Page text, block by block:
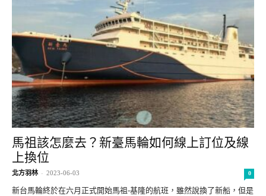
馬祖該怎麼去？新臺馬輪如何線上訂位及線
上換位
北方羽林 - 2023-06-03 0
新台馬輪終於在六月正式開始馬祖-基隆的航班，雖然說換了新船，但是